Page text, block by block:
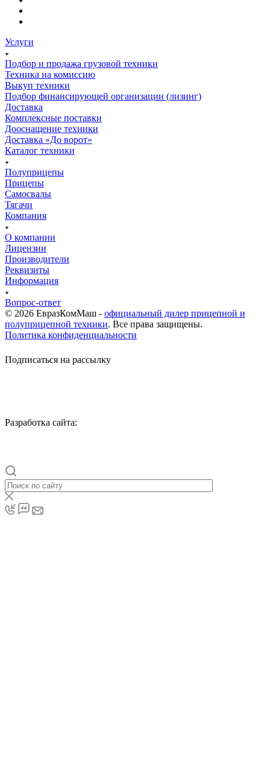
Услуги
Подбор и продажа грузовой техники
Техника на комиссию
Выкуп техники
Подбор финансирующей организации (лизинг)
Доставка
Комплексные поставки
Дооснащение техники
Доставка «До ворот»
Каталог техники
Полуприцепы
Прицепы
Самосвалы
Тягачи
Компания
О компании
Лицензии
Производители
Реквизиты
Информация
Вопрос-ответ
© 2026 ЕвразКомМаш - официальный дилер прицепной и
полуприцепной техники. Все права защищены.
Политика конфиденциальности
Подписаться на рассылку
Разработка сайта: